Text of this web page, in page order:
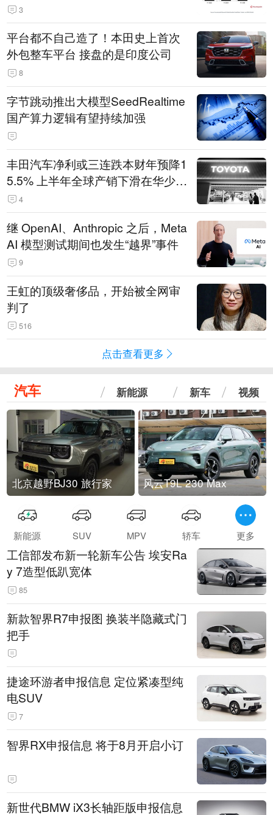
3
平台都不自己造了！本田史上首次
外包整车平台 接盘的是印度公司
8
字节跳动推出大模型SeedRealtime
国产算力逻辑有望持续加强
丰田汽车净利或三连跌本财年预降1
5.5% 上半年全球产销下滑在华少卖
14.3万辆
4
继 OpenAI、Anthropic 之后，Meta
AI 模型测试期间也发生“越界”事件
9
王虹的顶级奢侈品，开始被全网审
判了
516
点击查看更多
汽车 新能源 新车 视频
北京越野BJ30 旅行家 风云T9L 230 Max
新能源 SUV MPV 轿车 更多
工信部发布新一轮新车公告 埃安Ra
y 7造型低趴宽体
85
新款智界R7申报图 换装半隐藏式门
把手
捷途环游者申报信息 定位紧凑型纯
电SUV
7
智界RX申报信息 将于8月开启小订
新世代BMW iX3长轴距版申报信息